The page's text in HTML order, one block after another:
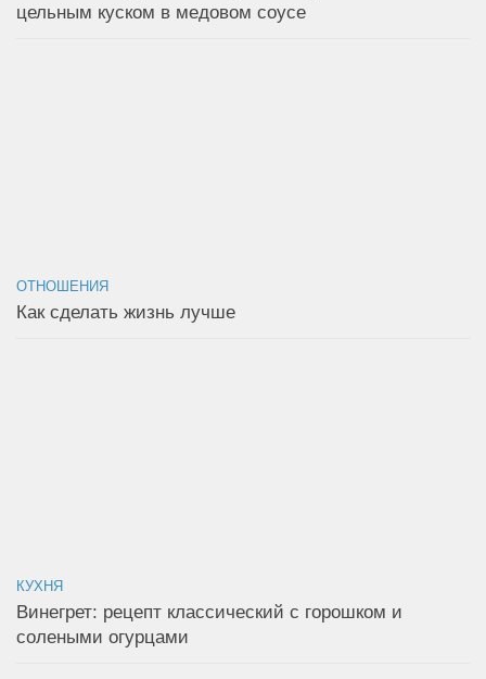
цельным куском в медовом соусе
ОТНОШЕНИЯ
Как сделать жизнь лучше
КУХНЯ
Винегрет: рецепт классический с горошком и
солеными огурцами